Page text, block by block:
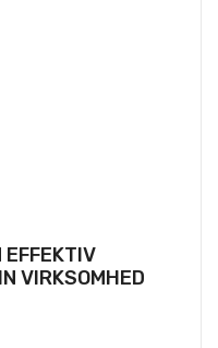
EFFEKTIV
VIRKSOMHED